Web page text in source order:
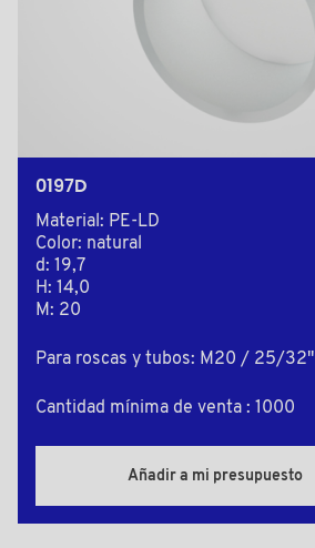
0197D
Material: PE-LD
Color: natural
d: 19,7
H: 14,0
M: 20
Para roscas y tubos: M20 / 25/32"
Cantidad mínima de venta : 1000
Añadir a mi presupuesto